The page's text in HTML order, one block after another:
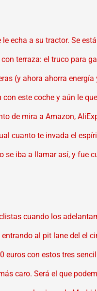
echa a su tractor. Se
terraza: el truco para
(y ahora ahorra energía
este coche y aún le
de mira a Amazon,
cuanto te invada el
se iba a llamar así, y fue
cuando los
al pit lane del el
con estos tres
caro. Será el que